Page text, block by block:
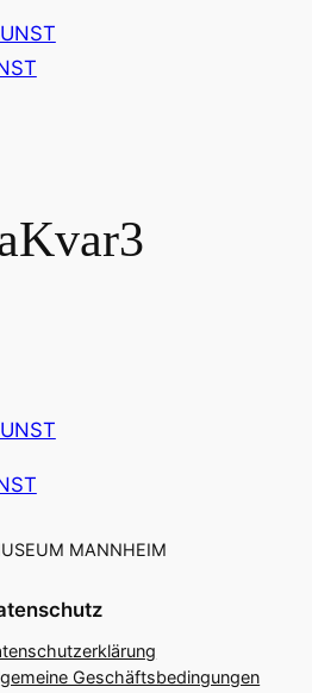
MANNHEIM
Geschäftsbedingungen